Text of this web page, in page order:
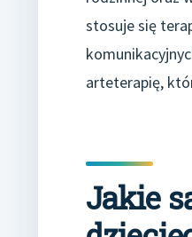
stosuje się
arteterapię,
Jakie